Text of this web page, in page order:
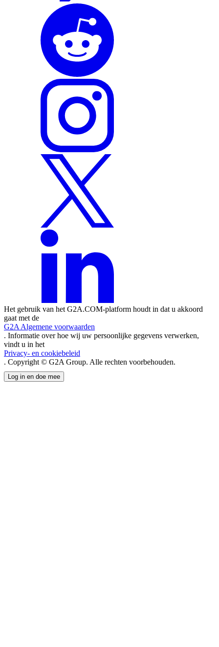
Het gebruik van het G2A.COM-platform houdt in dat u akkoord
gaat met de
G2A Algemene voorwaarden
. Informatie over hoe wij uw persoonlijke gegevens verwerken,
vindt u in het
Privacy- en cookiebeleid
. Copyright © G2A Group. Alle rechten voorbehouden.
Log in en doe mee